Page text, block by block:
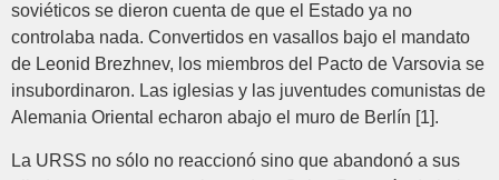
soviéticos se dieron cuenta de que el Estado ya no
controlaba nada. Convertidos en vasallos bajo el mandato
de Leonid Brezhnev, los miembros del Pacto de Varsovia se
insubordinaron. Las iglesias y las juventudes comunistas de
Alemania Oriental echaron abajo el muro de Berlín [1].
La URSS no sólo no reaccionó sino que abandonó a sus